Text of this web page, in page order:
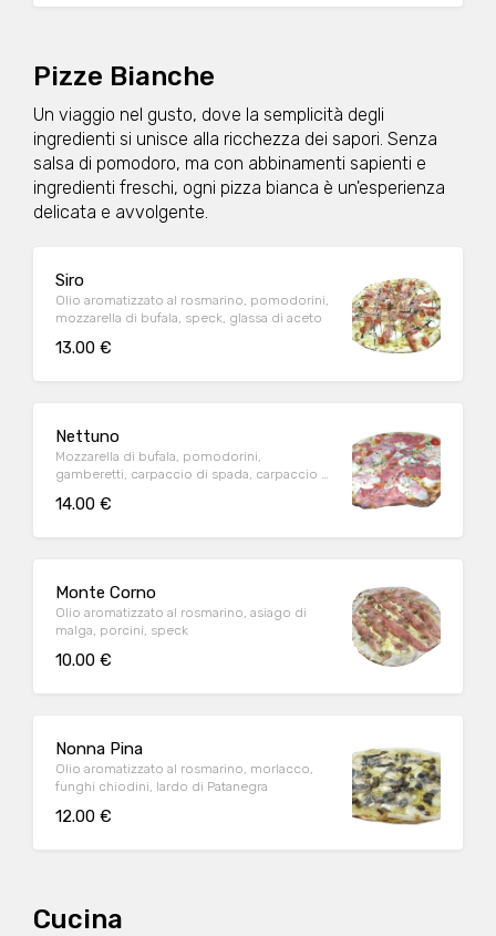
Pizze Bianche
Un viaggio nel gusto, dove la semplicità degli
ingredienti si unisce alla ricchezza dei sapori. Senza
salsa di pomodoro, ma con abbinamenti sapienti e
ingredienti freschi, ogni pizza bianca è un'esperienza
delicata e avvolgente.
Siro
Olio aromatizzato al rosmarino, pomodorini,
mozzarella di bufala, speck, glassa di aceto
13.00 €
Nettuno
Mozzarella di bufala, pomodorini,
gamberetti, carpaccio di spada, carpaccio di
14.00 €
Monte Corno
Olio aromatizzato al rosmarino, asiago di
malga, porcini, speck
10.00 €
Nonna Pina
Olio aromatizzato al rosmarino, morlacco,
funghi chiodini, lardo di Patanegra
12.00 €
Cucina